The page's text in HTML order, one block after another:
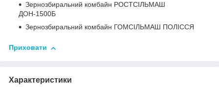
Зернозбиральний комбайн РОСТСІЛЬМАШ
ДОН-1500Б
Зернозбиральний комбайн ГОМСІЛЬМАШ ПОЛІССЯ
Приховати
Характеристики